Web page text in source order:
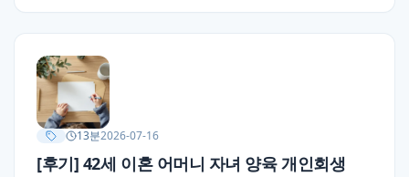
3가지.
13분2026-07-16
[후기] 42세 이혼 어머니 자녀 양육 개인회생